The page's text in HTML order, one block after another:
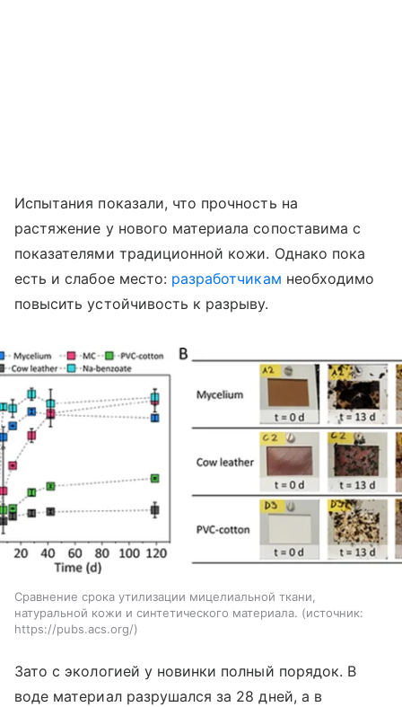
Испытания показали, что прочность на
растяжение у нового материала сопоставима с
показателями традиционной кожи. Однако пока
есть и слабое место: разработчикам необходимо
повысить устойчивость к разрыву.
Сравнение срока утилизации мицелиальной ткани,
натуральной кожи и синтетического материала.
источник:
https://pubs.acs.org/
Зато с экологией у новинки полный порядок. В
воде материал разрушался за 28 дней, а в